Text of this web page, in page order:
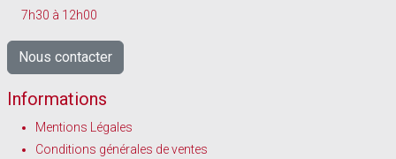
7h30 à 12h00
Nous contacter
Informations
Mentions Légales
Conditions générales de ventes